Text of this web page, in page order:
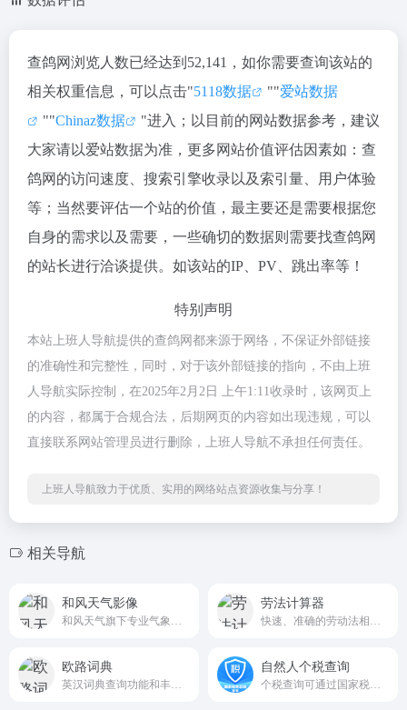
查鸽网浏览人数已经达到52,141，如你需要查询该站的
相关权重信息，可以点击"5118数据 ""爱站数据
""Chinaz数据
"进入；以目前的网站数据参考，建议
大家请以爱站数据为准，更多网站价值评估因素如：查
鸽网的访问速度、搜索引擎收录以及索引量、用户体验
等；当然要评估一个站的价值，最主要还是需要根据您
自身的需求以及需要，一些确切的数据则需要找查鸽网
的站长进行洽谈提供。如该站的IP、PV、跳出率等！
特别声明
本站上班人导航提供的查鸽网都来源于网络，不保证外部链接
的准确性和完整性，同时，对于该外部链接的指向，不由上班
人导航实际控制，在2025年2月2日 上午1:11收录时，该网页上
的内容，都属于合规合法，后期网页的内容如出现违规，可以
直接联系网站管理员进行删除，上班人导航不承担任何责任。
上班人导航致力于优质、实用的网络站点资源收集与分享！
相关导航
和风天气影像 劳法计算器
欧路词典 自然人个税查询